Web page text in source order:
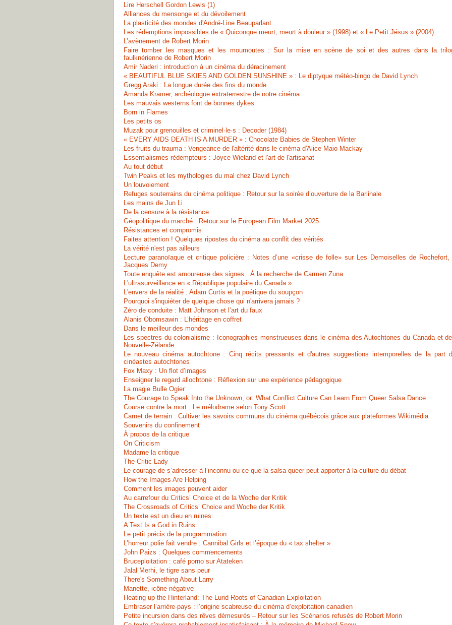
Lire Herschell Gordon Lewis (1)
Alliances du mensonge et du dévoilement
La plasticité des mondes d'André-Line Beauparlant
Les rédemptions impossibles de « Quiconque meurt, meurt à douleur » (1998) et « Le Petit Jésus » (2004)
L’avènement de Robert Morin
Faire tomber les masques et les moumoutes : Sur la mise en scène de soi et des autres dans la
faulknérienne de Robert Morin
Amir Naderi : introduction à un cinéma du déracinement
« BEAUTIFUL BLUE SKIES AND GOLDEN SUNSHINE » : Le diptyque météo-bingo de David Lynch
Gregg Araki : La longue durée des fins du monde
Amanda Kramer, archéologue extraterrestre de notre cinéma
Les mauvais westerns font de bonnes dykes
Born in Flames
Les petits os
Muzak pour grenouilles et criminel·le·s : Decoder (1984)
« EVERY AIDS DEATH IS A MURDER » : Chocolate Babies de Stephen Winter
Les fruits du trauma : Vengeance de l'altérité dans le cinéma d'Alice Maio Mackay
Essentialismes rédempteurs : Joyce Wieland et l'art de l'artisanat
Au tout début
Twin Peaks et les mythologies du mal chez David Lynch
Un louvoiement
Refuges souterrains du cinéma politique : Retour sur la soirée d’ouverture de la Barlinale
Les mains de Jun Li
De la censure à la résistance
Géopolitique du marché : Retour sur le European Film Market 2025
Résistances et compromis
Faites attention ! Quelques ripostes du cinéma au conflit des vérités
La vérité n'est pas ailleurs
Lecture paranoïaque et critique policière : Notes d’une «crisse de folle» sur Les Demoiselles de Rochefort,
Jacques Demy
Toute enquête est amoureuse des signes : À la recherche de Carmen Zuna
L'ultrasurveillance en « République populaire du Canada »
L'envers de la réalité : Adam Curtis et la poétique du soupçon
Pourquoi s'inquiéter de quelque chose qui n'arrivera jamais ?
Zéro de conduite : Matt Johnson et l’art du faux
Alanis Obomsawin : L’héritage en coffret
Dans le meilleur des mondes
Les spectres du colonialisme : Iconographies monstrueuses dans le cinéma des Autochtones du Canada et
Nouvelle-Zélande
Le nouveau cinéma autochtone : Cinq récits pressants et d'autres suggestions intemporelles de la part
cinéastes autochtones
Fox Maxy : Un flot d’images
Enseigner le regard allochtone : Réflexion sur une expérience pédagogique
La magie Bulle Ogier
The Courage to Speak Into the Unknown, or: What Conflict Culture Can Learn From Queer Salsa Dance
Course contre la mort : Le mélodrame selon Tony Scott
Carnet de terrain : Cultiver les savoirs communs du cinéma québécois grâce aux plateformes Wikimédia
Souvenirs du confinement
À propos de la critique
On Criticism
Madame la critique
The Critic Lady
Le courage de s’adresser à l’inconnu ou ce que la salsa queer peut apporter à la culture du débat
How the Images Are Helping
Comment les images peuvent aider
Au carrefour du Critics’ Choice et de la Woche der Kritik
The Crossroads of Critics’ Choice and Woche der Kritik
Un texte est un dieu en ruines
A Text Is a God in Ruins
Le petit précis de la programmation
L’horreur polie fait vendre : Cannibal Girls et l’époque du « tax shelter »
John Paizs : Quelques commencements
Bruceploitation : café porno sur Atateken
Jalal Merhi, le tigre sans peur
There's Something About Larry
Manette, icône négative
Heating up the Hinterland: The Lurid Roots of Canadian Exploitation
Embraser l’arrière-pays : l’origine scabreuse du cinéma d’exploitation canadien
Petite incursion dans des rêves démesurés – Retour sur les Scénarios refusés de Robert Morin